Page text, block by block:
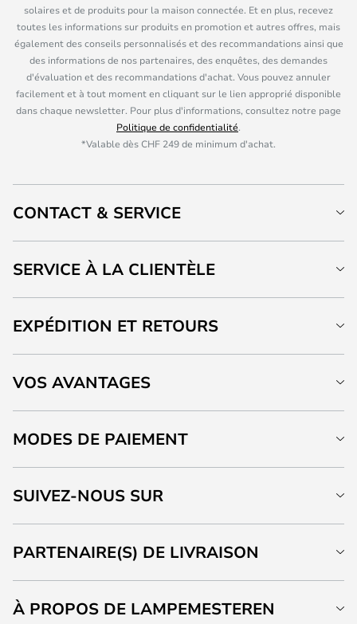
solaires et de produits pour la maison connectée. Et en plus, recevez
toutes les informations sur produits en promotion et autres offres, mais
également des conseils personnalisés et des recommandations ainsi que
des informations de nos partenaires, des enquêtes, des demandes
d'évaluation et des recommandations d'achat. Vous pouvez annuler
facilement et à tout moment en cliquant sur le lien approprié disponible
dans chaque newsletter. Pour plus d'informations, consultez notre page
Politique de confidentialité.
*Valable dès CHF 249 de minimum d'achat.
CONTACT & SERVICE
SERVICE À LA CLIENTÈLE
EXPÉDITION ET RETOURS
VOS AVANTAGES
MODES DE PAIEMENT
SUIVEZ-NOUS SUR
PARTENAIRE(S) DE LIVRAISON
À PROPOS DE LAMPEMESTEREN